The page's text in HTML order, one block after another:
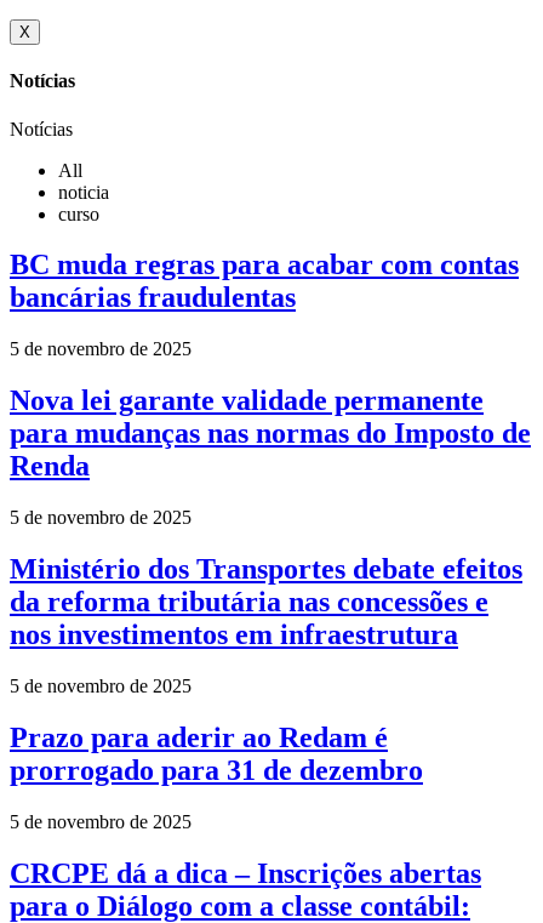
X
Notícias
Notícias
All
noticia
curso
BC muda regras para acabar com contas
bancárias fraudulentas
5 de novembro de 2025
Nova lei garante validade permanente
para mudanças nas normas do Imposto de
Renda
5 de novembro de 2025
Ministério dos Transportes debate efeitos
da reforma tributária nas concessões e
nos investimentos em infraestrutura
5 de novembro de 2025
Prazo para aderir ao Redam é
prorrogado para 31 de dezembro
5 de novembro de 2025
CRCPE dá a dica – Inscrições abertas
para o Diálogo com a classe contábil: